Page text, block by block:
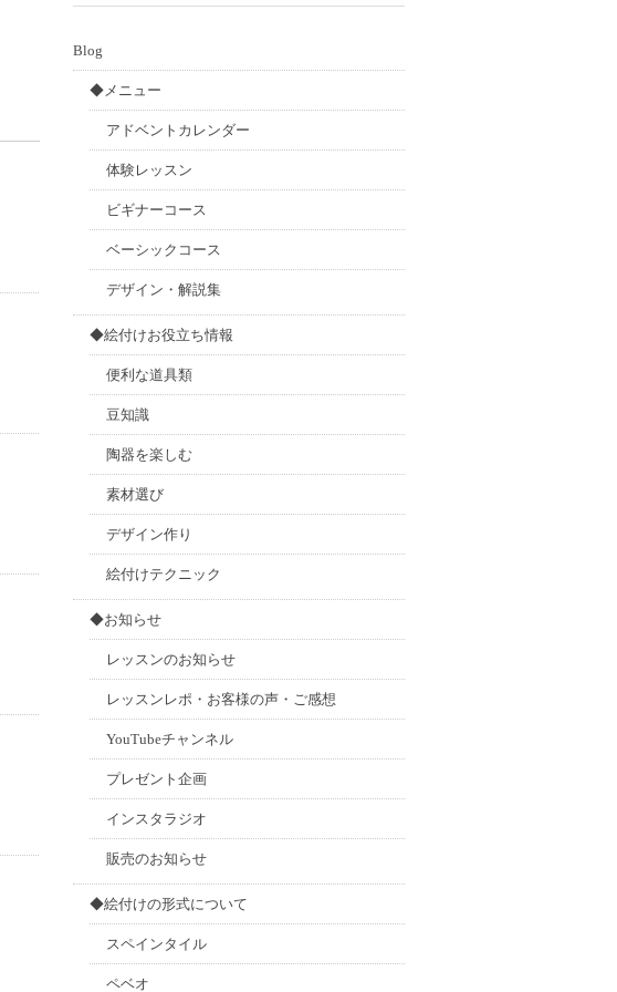
Blog
◆メニュー
アドベントカレンダー
体験レッスン
ビギナーコース
ベーシックコース
デザイン・解説集
◆絵付けお役立ち情報
便利な道具類
豆知識
陶器を楽しむ
素材選び
デザイン作り
絵付けテクニック
◆お知らせ
レッスンのお知らせ
レッスンレポ・お客様の声・ご感想
YouTubeチャンネル
プレゼント企画
インスタラジオ
販売のお知らせ
◆絵付けの形式について
スペインタイル
ペベオ